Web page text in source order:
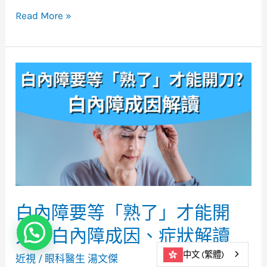
Read More »
白內障要等「熟了」才能開
刀？白內障成因、症狀解讀
近視 / 眼科醫生 湯文傑
內
要
能
開
刀？
白
內
障
立即查詢
中文 (繁體)